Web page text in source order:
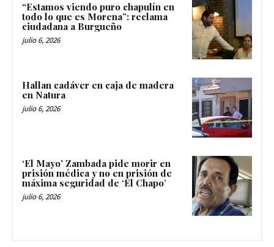
“Estamos viendo puro chapulín en
todo lo que es Morena”: reclama
ciudadana a Burgueño
julio 6, 2026
Hallan cadáver en caja de madera
en Natura
julio 6, 2026
‘El Mayo’ Zambada pide morir en
prisión médica y no en prisión de
máxima seguridad de ‘El Chapo’
julio 6, 2026